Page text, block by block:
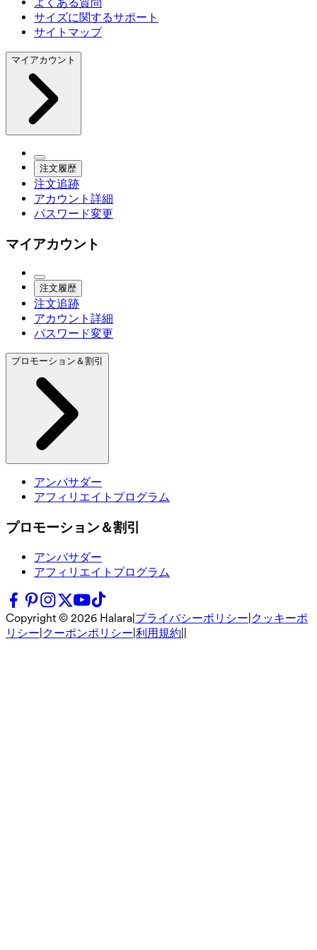
サイズに関するサポート
サイトマップ
マイアカウント
注文履歴
注文追跡
アカウント詳細
パスワード変更
マイアカウント
注文履歴
注文追跡
アカウント詳細
パスワード変更
プロモーション＆割引
アンバサダー
アフィリエイトプログラム
プロモーション＆割引
アンバサダー
アフィリエイトプログラム
Copyright © 2026 Halara プライバシーポリシー クッキーポ
リシー クーポンポリシー 利用規約